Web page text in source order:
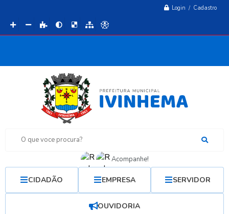
Login / Cadastro
O que voce procura?
Acompanhe!
CIDADÃO EMPRESA SERVIDOR
OUVIDORIA